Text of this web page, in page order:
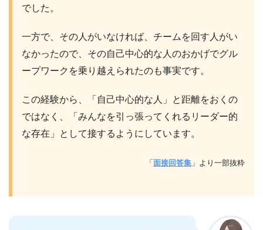
でした。
一方で、その人がいなければ、チームを回す人がい
なかったので、その自己中心的な人のおかげでグル
ープワークを乗り越えられたのも事実です。
この経験から、「自己中心的な人」と距離をおくの
ではなく、「みんなを引っ張ってくれるリーダー的
な存在」として接するようにしています。
「 面接回答集 」より一部抜粋